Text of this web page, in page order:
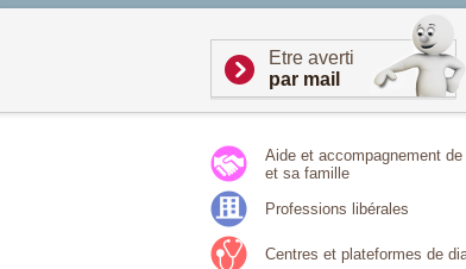
Etre averti
par mail
Aide et accompagnement
et sa famille
Professions libérales
Centres et plateformes de